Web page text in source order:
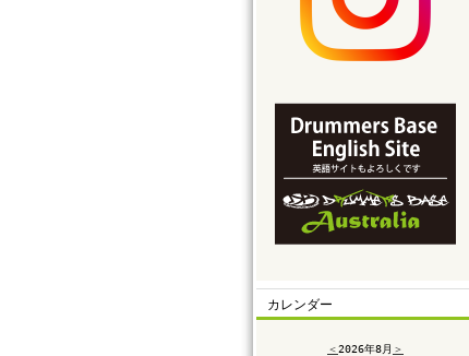
カレンダー
＜2026年8月 ＞